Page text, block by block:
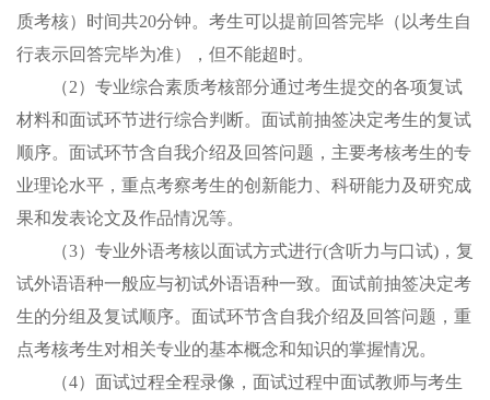
质考核） 时间共20分钟。考生可以提前回答完毕（以考生自
行表示回答完毕为准），但不能超时。
（2） 专业综合素质考核部分通过考生提交的各项复试
材料和面试环节进行综合判断。面试前抽签决定考生的复试
顺序。面试环节含自我介绍及回答问题 ， 主要考核考生的专
业理论水平，重点考察考生的创新能力、科研能力及研究成
果和发表论文及作品情况等。
（3）专业外语考核以面试方式进行(含听力与口试) ， 复
试外语语种一般应与初试外语语种一致。面试前抽签决定考
生的分组及复试顺序。面试环节含自我介绍及回答问题 ， 重
点考核考生对相关专业的基本概念和知识的掌握情况。
（4） 面试过程全程录像，面试过程中面试教师与考生